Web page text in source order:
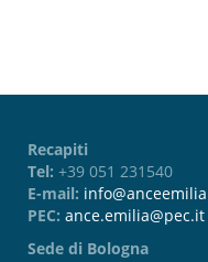
Recapiti
Tel: +39 051 231540
E-mail:
PEC: ance.emilia@pec.it
Sede di Bologna